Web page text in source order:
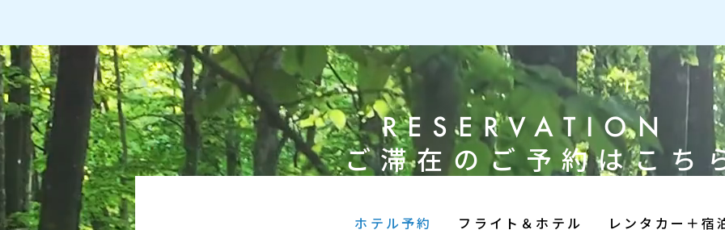
RESERVATION
ご滞在のご予約はこち
ホテル予約 フライト＆ホテル レンタカー＋宿